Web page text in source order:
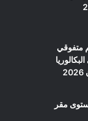
متفوقي
مقر